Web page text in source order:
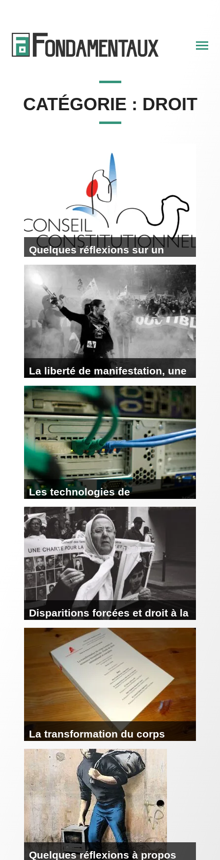
content
CATÉGORIE : DROIT
Quelques réflexions sur un
chameau et un moustique, l’état
d’urgence et le Conseil
constitutionnel
La liberté de manifestation, une
liberté en sursis ?
Les technologies de
l’information et de la
communication et la CEDH
Disparitions forcées et droit à la
reconnaissance de la
personnalité juridique
(Mélanges Decaux)
La transformation du corps
humain en ressource
biomédicale. Etude de droit
international et européen
(Résumé de thèse)
Quelques réflexions à propos